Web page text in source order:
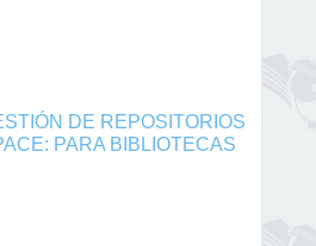
DE REPOSITORIOS
PARA BIBLIOTECAS